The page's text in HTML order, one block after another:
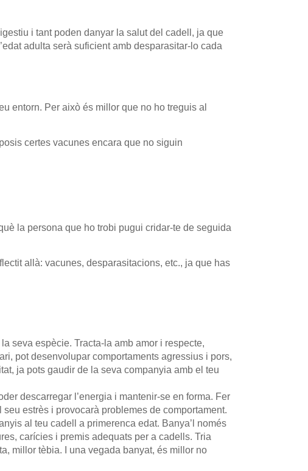
i tant poden danyar la salut del cadell, ja que
adulta serà suficient amb desparasitar-lo cada
entorn. Per això és millor que no ho treguis al
certes vacunes encara que no siguin
la persona que ho trobi pugui cridar-te de seguida
allà: vacunes, desparasitacions, etc., ja que has
seva espècie. Tracta-la amb amor i respecte,
pot desenvolupar comportaments agressius i pors,
ja pots gaudir de la seva companyia amb el teu
descarregar l’energia i mantenir-se en forma. Fer
estrès i provocarà problemes de comportament.
al teu cadell a primerenca edat. Banya’l només
carícies i premis adequats per a cadells. Tria
millor tèbia. I una vegada banyat, és millor no